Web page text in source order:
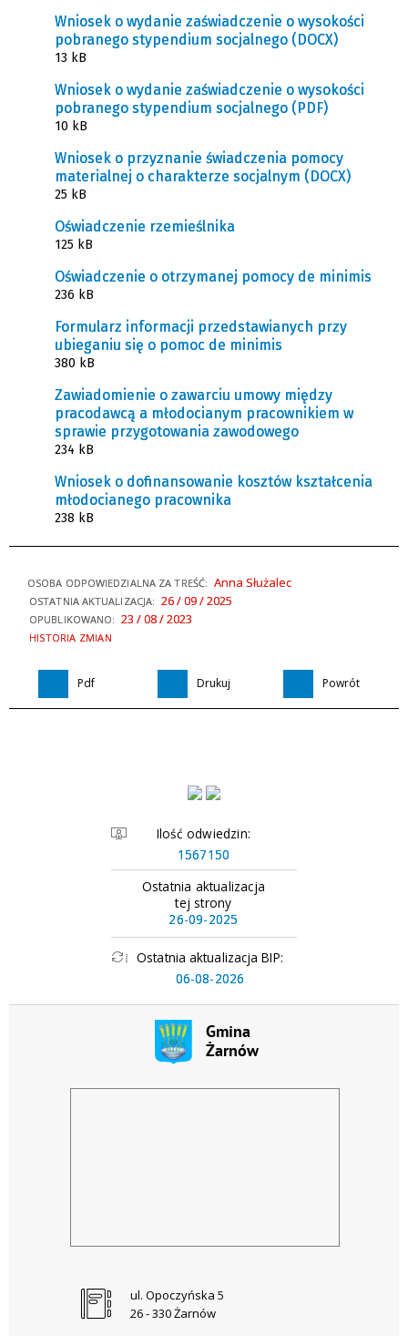
Ilość odwiedzin:
1567150
Ostatnia aktualizacja
tej strony
26-09-2025
Ostatnia aktualizacja BIP:
06-08-2026
Wniosek o wydanie zaświadczenie o wysokości
pobranego stypendium socjalnego (DOCX)
13 kB
Wniosek o wydanie zaświadczenie o wysokości
pobranego stypendium socjalnego (PDF)
10 kB
Wniosek o przyznanie świadczenia pomocy
materialnej o charakterze socjalnym (DOCX)
25 kB
Oświadczenie rzemieślnika
125 kB
Oświadczenie o otrzymanej pomocy de minimis
236 kB
Formularz informacji przedstawianych przy
ubieganiu się o pomoc de minimis
380 kB
Zawiadomienie o zawarciu umowy między
pracodawcą a młodocianym pracownikiem w
sprawie przygotowania zawodowego
234 kB
Wniosek o dofinansowanie kosztów kształcenia
młodocianego pracownika
238 kB
OSOBA ODPOWIEDZIALNA ZA TREŚĆ: Anna Służalec
OSTATNIA AKTUALIZACJA: 26 / 09 / 2025
OPUBLIKOWANO: 23 / 08 / 2023
HISTORIA ZMIAN
Pdf Drukuj Powrót
ul. Opoczyńska 5
26 - 330 Żarnów